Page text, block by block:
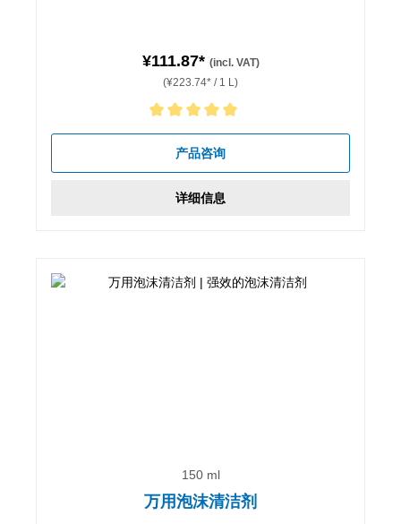
¥111.87* (incl. VAT)
(¥223.74* / 1 L)
Average rating of 5 out of 5 stars
产品咨询
详细信息
150 ml
万用泡沫清洁剂